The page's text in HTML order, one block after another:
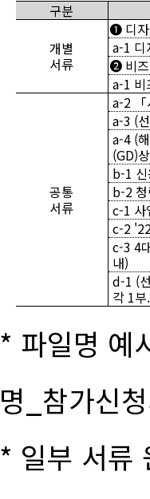
구분
개별
서류
❶ 디자
a-1 디
➋ 비즈
a-1 비
공통
서류
a-2 「
a-3 (
a-4 (
(GD)
b-1 신
b-2
c-1 사
c-2
c-3 4
내)
d-1 (
각 1부.
* 파일명 예
명_참가신
* 일부 서류